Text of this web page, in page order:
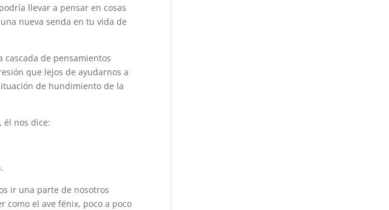
llevar a pensar en cosas
nueva senda en tu vida de
cascada de pensamientos
que lejos de ayudarnos a
de hundimiento de la
él nos dice:
ir una parte de nosotros
como el ave fénix, poco a poco